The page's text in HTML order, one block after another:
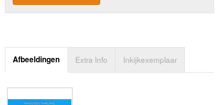
Afbeeldingen Extra Info Inkijkexemplaar